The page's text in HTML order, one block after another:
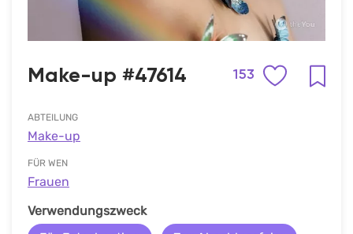
Make-up #47614 153
ABTEILUNG
Make-up
FÜR WEN
Frauen
Verwendungszweck